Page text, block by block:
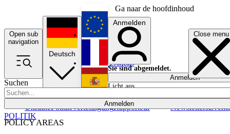
Ga naar de hoofdinhoud
Open sub
navigation
Close menu
Suchen
Anmelden
POLICY AREAS
UkrainePolitikVerteidigungRapporteur NewslettersEvents
Deutsch
English
Français
Anmelden
Sie sind abgemeldet.
Anmelden
Licht aus
POLITIK